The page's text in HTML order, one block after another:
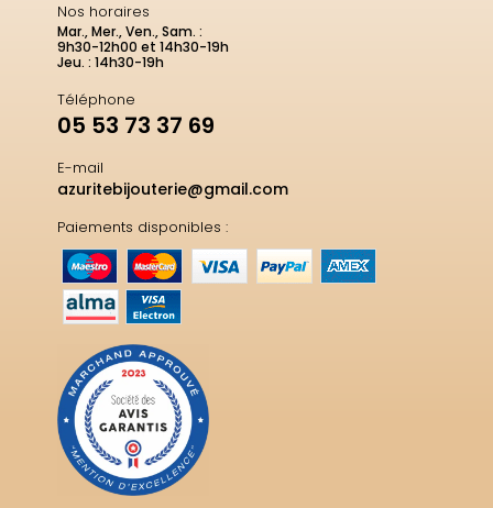
Nos horaires
Mar., Mer., Ven., Sam. :
9h30-12h00 et 14h30-19h
Jeu. : 14h30-19h
Téléphone
05 53 73 37 69
E-mail
azuritebijouterie@gmail.com
Paiements disponibles :